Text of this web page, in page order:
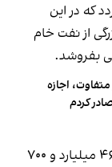
بازگردد که در این
از نفت خام
بفروشد.
اجازه
کردم
بر اساس برآوردهای اوپک، ایران سال گذشته ۴۶ میلیارد و ۷۰۰